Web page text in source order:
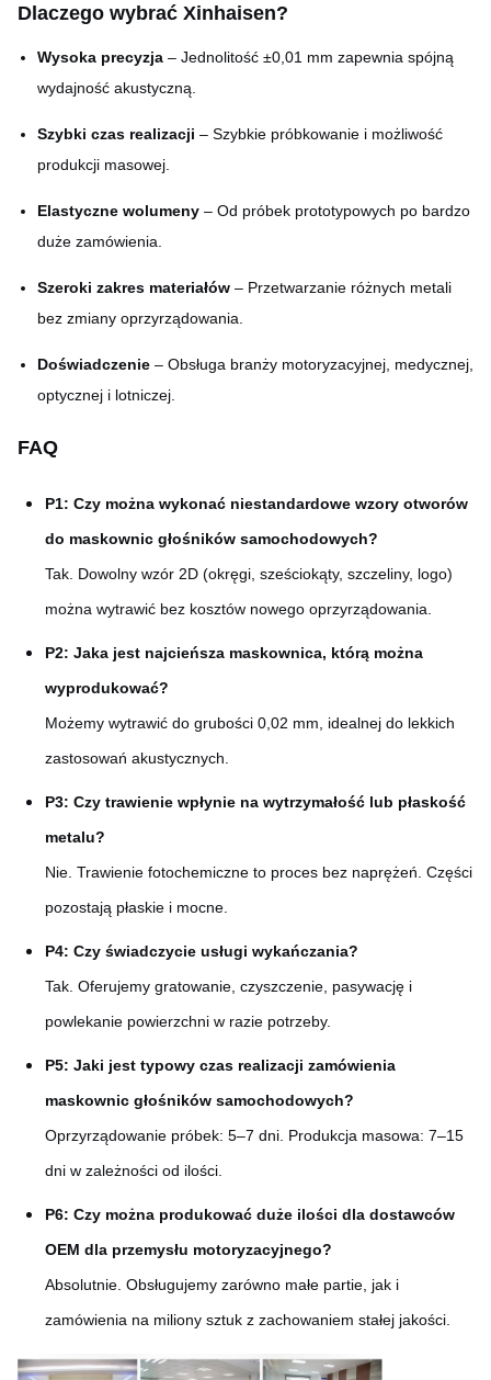
Dlaczego wybrać Xinhaisen?
Wysoka precyzja – Jednolitość ±0,01 mm zapewnia spójną
wydajność akustyczną.
Szybki czas realizacji – Szybkie próbkowanie i możliwość
produkcji masowej.
Elastyczne wolumeny – Od próbek prototypowych po bardzo
duże zamówienia.
Szeroki zakres materiałów – Przetwarzanie różnych metali
bez zmiany oprzyrządowania.
Doświadczenie – Obsługa branży motoryzacyjnej, medycznej,
optycznej i lotniczej.
FAQ
P1: Czy można wykonać niestandardowe wzory otworów
do maskownic głośników samochodowych?
Tak. Dowolny wzór 2D (okręgi, sześciokąty, szczeliny, logo)
można wytrawić bez kosztów nowego oprzyrządowania.
P2: Jaka jest najcieńsza maskownica, którą można
wyprodukować?
Możemy wytrawić do grubości 0,02 mm, idealnej do lekkich
zastosowań akustycznych.
P3: Czy trawienie wpłynie na wytrzymałość lub płaskość
metalu?
Nie. Trawienie fotochemiczne to proces bez naprężeń. Części
pozostają płaskie i mocne.
P4: Czy świadczycie usługi wykańczania?
Tak. Oferujemy gratowanie, czyszczenie, pasywację i
powlekanie powierzchni w razie potrzeby.
P5: Jaki jest typowy czas realizacji zamówienia
maskownic głośników samochodowych?
Oprzyrządowanie próbek: 5–7 dni. Produkcja masowa: 7–15
dni w zależności od ilości.
P6: Czy można produkować duże ilości dla dostawców
OEM dla przemysłu motoryzacyjnego?
Absolutnie. Obsługujemy zarówno małe partie, jak i
zamówienia na miliony sztuk z zachowaniem stałej jakości.